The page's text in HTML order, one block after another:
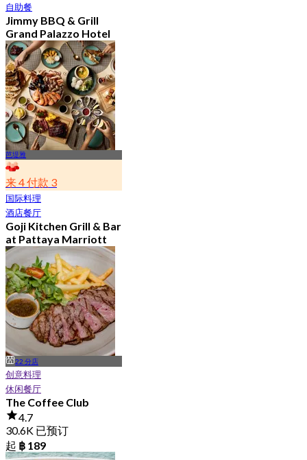
自助餐
Jimmy BBQ & Grill
Grand Palazzo Hotel
(Pattaya)
4.1
306 已预订
起฿ 599.25
芭堤雅
来 4 付款 3
国际料理
酒店餐厅
Goji Kitchen Grill & Bar
at Pattaya Marriott
Resort and Spa
(Pattaya)
4.2
1.1K 已预订
起฿ 1,266
22 分店
创意料理
休闲餐厅
The Coffee Club
4.7
30.6K 已预订
起 ฿ 189